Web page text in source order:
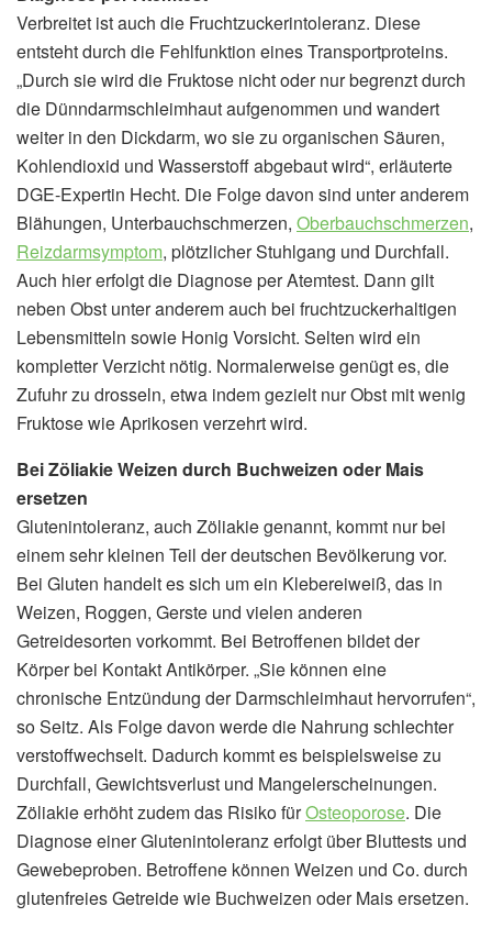
Verbreitet ist auch die Fruchtzuckerintoleranz. Diese
entsteht durch die Fehlfunktion eines Transportproteins.
„Durch sie wird die Fruktose nicht oder nur begrenzt durch
die Dünndarmschleimhaut aufgenommen und wandert
weiter in den Dickdarm, wo sie zu organischen Säuren,
Kohlendioxid und Wasserstoff abgebaut wird“, erläuterte
DGE-Expertin Hecht. Die Folge davon sind unter anderem
Blähungen, Unterbauchschmerzen, Oberbauchschmerzen,
Reizdarmsymptom, plötzlicher Stuhlgang und Durchfall.
Auch hier erfolgt die Diagnose per Atemtest. Dann gilt
neben Obst unter anderem auch bei fruchtzuckerhaltigen
Lebensmitteln sowie Honig Vorsicht. Selten wird ein
kompletter Verzicht nötig. Normalerweise genügt es, die
Zufuhr zu drosseln, etwa indem gezielt nur Obst mit wenig
Fruktose wie Aprikosen verzehrt wird.
Bei Zöliakie Weizen durch Buchweizen oder Mais
ersetzen
Glutenintoleranz, auch Zöliakie genannt, kommt nur bei
einem sehr kleinen Teil der deutschen Bevölkerung vor.
Bei Gluten handelt es sich um ein Klebereiweiß, das in
Weizen, Roggen, Gerste und vielen anderen
Getreidesorten vorkommt. Bei Betroffenen bildet der
Körper bei Kontakt Antikörper. „Sie können eine
chronische Entzündung der Darmschleimhaut hervorrufen“,
so Seitz. Als Folge davon werde die Nahrung schlechter
verstoffwechselt. Dadurch kommt es beispielsweise zu
Durchfall, Gewichtsverlust und Mangelerscheinungen.
Zöliakie erhöht zudem das Risiko fürOsteoporose. Die
Diagnose einer Glutenintoleranz erfolgt über Bluttests und
Gewebeproben. Betroffene können Weizen und Co. durch
glutenfreies Getreide wie Buchweizen oder Mais ersetzen.